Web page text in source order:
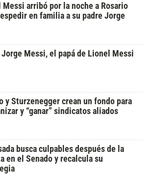
Messi arribó por la noche a Rosario
en familia a su padre Jorge
Messi, el papá de Lionel Messi
y Sturzenegger crean un fondo para
y “ganar” sindicatos aliados
busca culpables después de la
en el Senado y recalcula su